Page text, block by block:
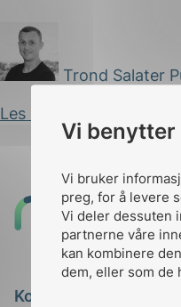
Vi
Vi bruker
preg, for å levere
Vi deler dessuten
partnerne våre
kan kombinere
dem, eller som de
Trond Salater
Les innlegg
Kontakt oss